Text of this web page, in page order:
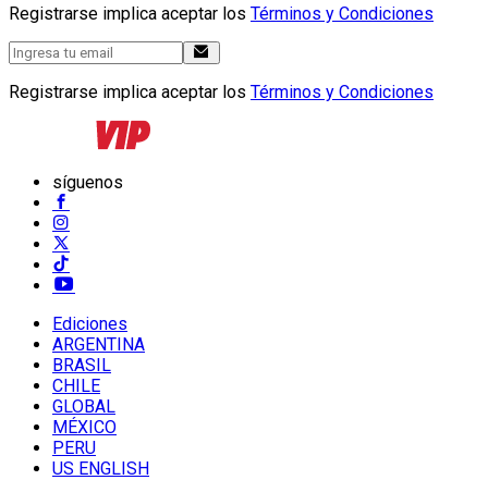
Registrarse implica aceptar los Términos y Condiciones
Registrarse implica aceptar los Términos y Condiciones
síguenos
Ediciones
ARGENTINA
BRASIL
CHILE
GLOBAL
MÉXICO
PERU
US ENGLISH